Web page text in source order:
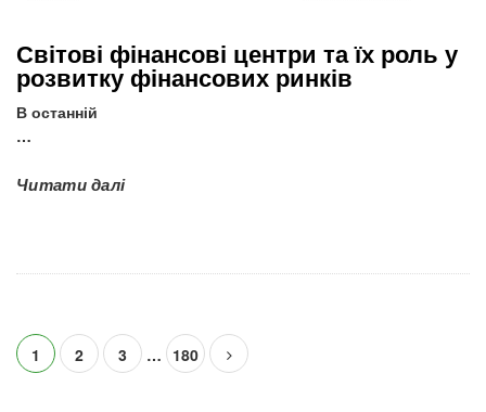
Світові фінансові центри та їх роль у
розвитку фінансових ринків
В останній
…
Читати далі
П
а
1 2 3 … 180